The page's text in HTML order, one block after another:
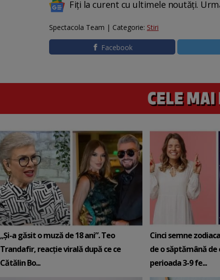
Fiți la curent cu ultimele noutăți.
Spectacola Team | Categorie: Stiri
Facebook
„Și-a găsit o muză de 18 ani”. Teo
Trandafir, reacție virală după ce ce
Cătălin Bo...
Cinci semne
de o săptămână de
perioada 3-9 fe...